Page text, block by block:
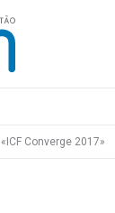
«ICF Converge 2017»